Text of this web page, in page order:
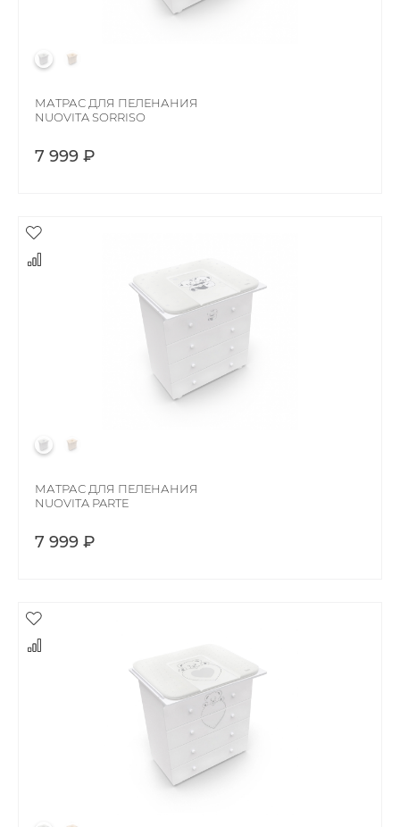
МАТРАС ДЛЯ ПЕЛЕНАНИЯ
NUOVITA SORRISO
7 999 ₽
МАТРАС ДЛЯ ПЕЛЕНАНИЯ
NUOVITA PARTE
7 999 ₽